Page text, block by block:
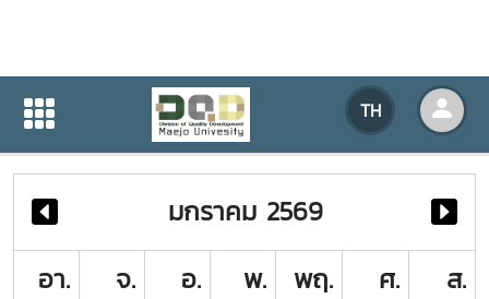
TH
ปฏิทินกิจกรรมของหน่วยงาน
ปฏิทินกิจกรรมของหน่วยงาน
มกราคม 2569
อา.
จ. อ. พ. พฤ. ศ.
ส.